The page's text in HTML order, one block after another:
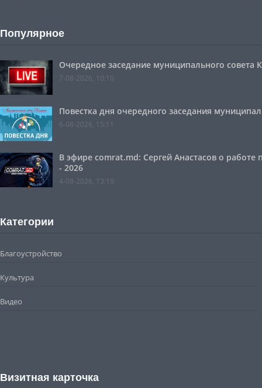
Популярное
Очередное заседание муниципального совета
7-08-2026, 10:10
Повестка дня очередного заседания
6-08-2026, 15:11
В эфире comrat.md: Сергей Анастасов о
- 2026
4-08-2026, 13:19
Категории
Благоустройство
Культура
Видео
Визитная карточка